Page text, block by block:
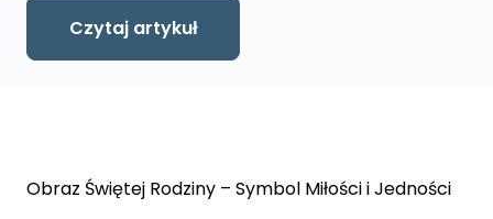
Czytaj artykuł
Obraz Świętej Rodziny – Symbol Miłości i Jedności